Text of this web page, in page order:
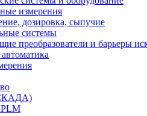
измерения
дозировка, сыпучие
системы
преобразователи и барьеры
PLM